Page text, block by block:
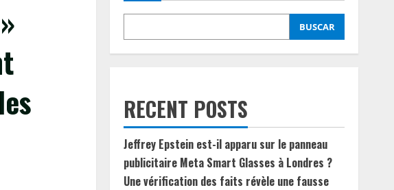
BUSCAR
RECENT POSTS
Jeffrey Epstein est-il apparu sur le panneau
publicitaire Meta Smart Glasses à Londres ?
Une vérification des faits révèle une fausse